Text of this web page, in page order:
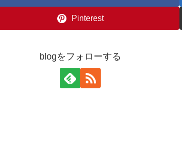
Pinterest
blogをフォローする